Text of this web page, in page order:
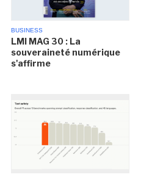
BUSINESS
LMI MAG 30 : La
souveraineté numérique
s'affirme